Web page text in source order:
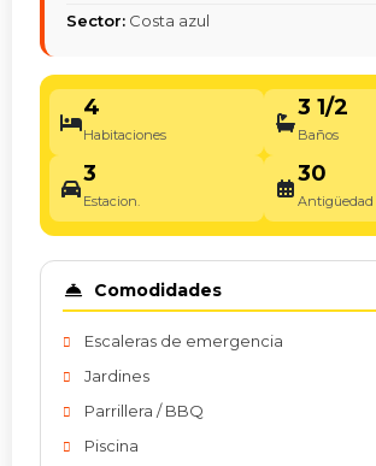
Sector: Costa azul
4
Habitaciones
3 1/2
Baños
3
Estacion.
30
Antigüedad
Comodidades
Escaleras de emergencia
Jardines
Parrillera / BBQ
Piscina